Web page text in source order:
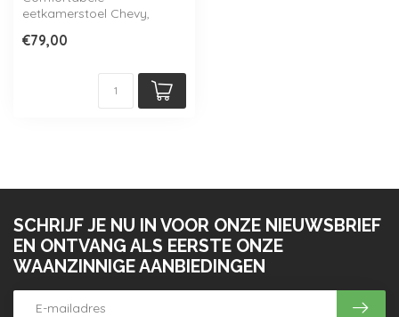
eetkamerstoel Chevy,
stofje met modern stik...
€79,00
SCHRIJF JE NU IN VOOR ONZE NIEUWSBRIEF
EN ONTVANG ALS EERSTE ONZE
WAANZINNIGE AANBIEDINGEN